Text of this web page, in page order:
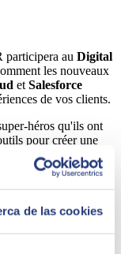
de las cookies
participera au Digital
les nouveaux
et Salesforce
de vos clients.
héros qu'ils ont
pour créer une
comme centre de
Omnicanalité &
super-héros de